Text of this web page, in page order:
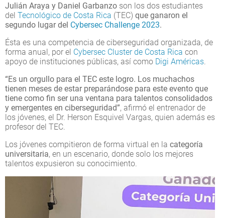
Julián Araya y Daniel Garbanzo son los dos estudiantes
del Tecnológico de Costa Rica (TEC) que ganaron el
segundo lugar del Cybersec Challenge 2023.
Ésta es una competencia de ciberseguridad organizada, de
forma anual, por el Cybersec Cluster de Costa Rica con
apoyo de instituciones públicas, así como Digi Américas.
“Es un orgullo para el TEC este logro. Los muchachos
tienen meses de estar preparándose para este evento que
tiene como fin ser una ventana para talentos consolidados
y emergentes en ciberseguridad”, afirmó el entrenador de
los jóvenes, el Dr. Herson Esquivel Vargas, quien además es
profesor del TEC.
Los jóvenes compitieron de forma virtual en la categoría
universitaria, en un escenario, donde solo los mejores
talentos expusieron su conocimiento.